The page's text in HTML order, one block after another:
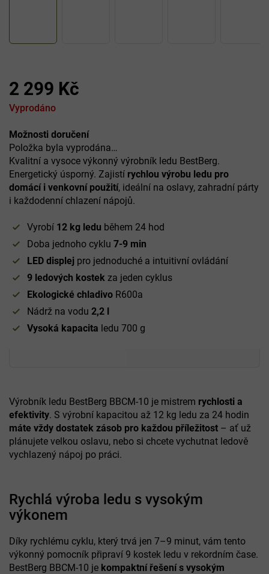
2 299 Kč
Měrná
cena:
Vyprodáno
Možnosti doručení
Položka byla vyprodána…
Kvalitní a vysoce výkonný výrobník ledu BestBerg.
Energetický úsporný. Zajistí rychlou výrobu ledu pro
domácí i venkovní použití, ideální na oslavy, zahradní párty
i každodenní chlazení nápojů.
Vyrobí 12 kg ledu během 24 hod
Doba jednoho cyklu 7-9 min
LED displej pro jednoduché a intuitivní ovládání
9 ledových kostek za jeden cyklus
Ekologické chladivo R600a
Nádrž na vodu 2,2 l
Vysoká kapacita ledu 700 g
Výrobník ledu BestBerg BBCM-10 je mistrem rychlosti a
efektivity. S výrobní kapacitou až 12 kg ledu za 24 hodin
máte vždy dostatek zásob pro každou příležitost – ať už
plánujete velkou oslavu, nebo si chcete vychutnat ledově
vychlazený nápoj po práci.
Rychlá výroba ledu s vysokým
výkonem
Díky rychlému cyklu, který trvá jen 7–9 minut, vám tento
výkonný pomocník připraví 9 kostek ledu v rekordním čase.
BestBerg BBCM-10 je kompaktní řešení s vysokým